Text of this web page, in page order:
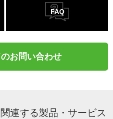
FAQ
お問い合わせ
連する製品・サービス